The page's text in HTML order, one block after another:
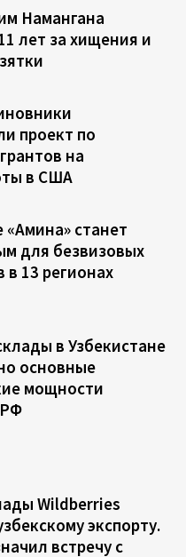
Намангана
лет за хищения и
проект по
на
в США
станет
для безвизовых
в 13 регионах
в Узбекистане
основные
мощности
РФ
Wildberries
экспорту.
встречу с